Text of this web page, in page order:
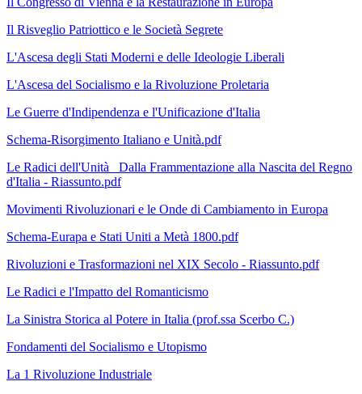
Il Risveglio Patriottico e le Società Segrete
L'Ascesa degli Stati Moderni e delle Ideologie Liberali
L'Ascesa del Socialismo e la Rivoluzione Proletaria
Le Guerre d'Indipendenza e l'Unificazione d'Italia
Schema-Risorgimento Italiano e Unità.pdf
Le Radici dell'Unità_ Dalla Frammentazione alla Nascita del Regno
d'Italia - Riassunto.pdf
Movimenti Rivoluzionari e le Onde di Cambiamento in Europa
Schema-Eurapa e Stati Uniti a Metà 1800.pdf
Rivoluzioni e Trasformazioni nel XIX Secolo - Riassunto.pdf
Le Radici e l'Impatto del Romanticismo
La Sinistra Storica al Potere in Italia (prof.ssa Scerbo C.)
Fondamenti del Socialismo e Utopismo
La 1 Rivoluzione Industriale